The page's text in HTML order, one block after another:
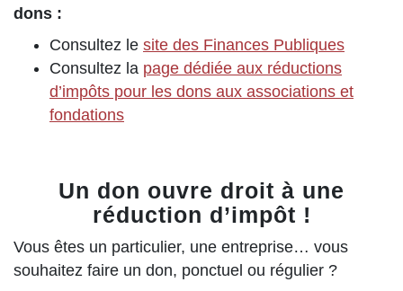
dons :
Consultez le site des Finances Publiques
Consultez la page dédiée aux réductions
d’impôts pour les dons aux associations et
fondations
Un don ouvre droit à une
réduction d’impôt !
Vous êtes un particulier, une entreprise… vous
souhaitez faire un don, ponctuel ou régulier ?